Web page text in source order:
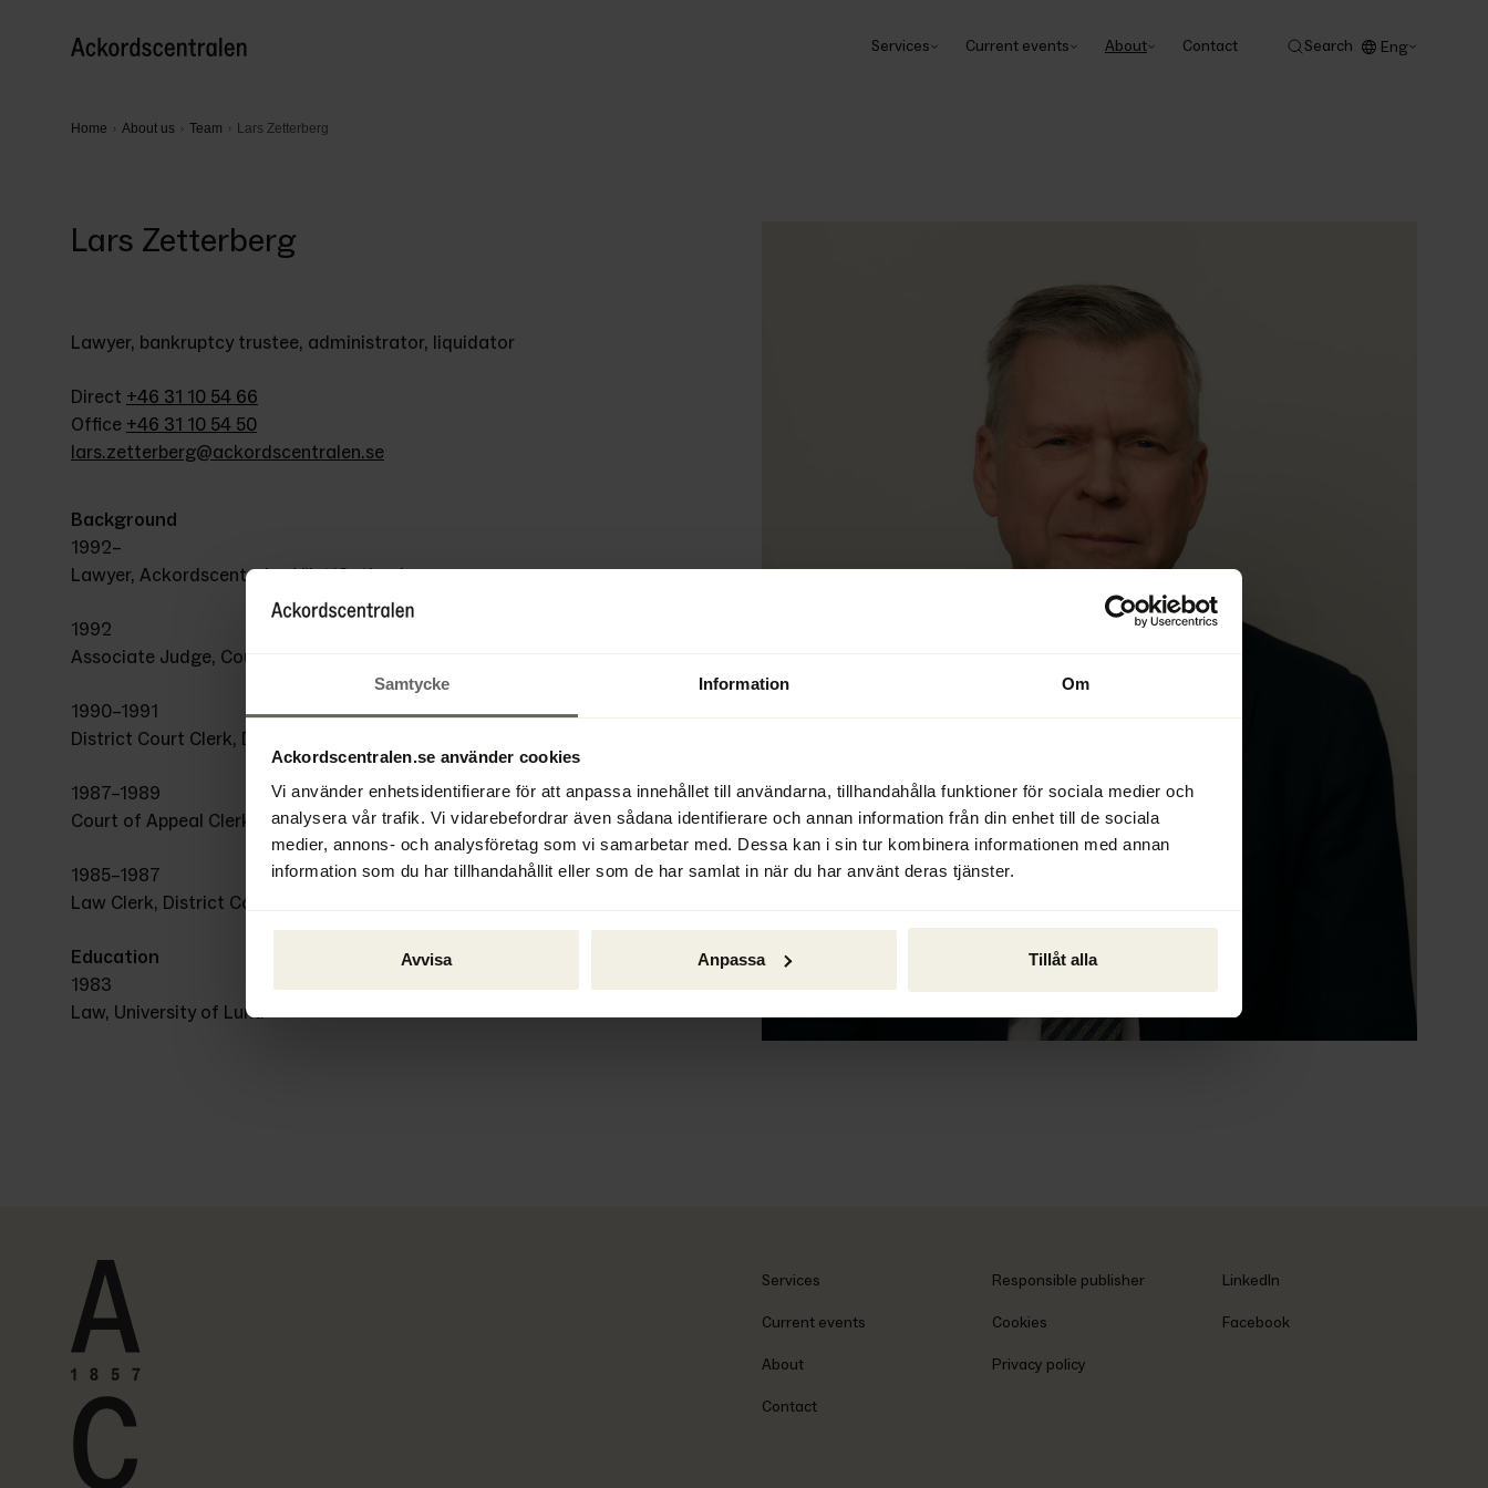
Samtycke Information Om
Ackordscentralen.se använder cookies
Vi använder enhetsidentifierare för att anpassa innehållet till användarna, tillhandahålla funktioner för sociala medier och
analysera vår trafik. Vi vidarebefordrar även sådana identifierare och annan information från din enhet till de sociala
medier, annons- och analysföretag som vi samarbetar med. Dessa kan i sin tur kombinera informationen med annan
information som du har tillhandahållit eller som de har samlat in när du har använt deras tjänster.
Avvisa Anpassa Tillåt alla
Services Current events About Contact Search Eng
Home About us Team Lars Zetterberg
Lars Zetterberg
Lawyer, bankruptcy trustee, administrator, liquidator
Direct +46 31 10 54 66
Office +46 31 10 54 50
lars.zetterberg@ackordscentralen.se
Background
1992–
Lawyer, Ackordscentralen Väst/Gothenborg
1992
Associate Judge, Court of Appeal for Western Sverige
1990–1991
District Court Clerk, District Court of Gothenburg
1987–1989
Court of Appeal Clerk, Court of Appeal for Western Sverige
1985–1987
Law Clerk, District Court of Kalmar
Education
1983
Law, University of Lund
Services
Current events
About
Contact
Responsible publisher
Cookies
Privacy policy
LinkedIn
Facebook